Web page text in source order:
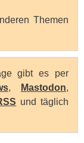
Themen
gibt es per
, Mastodon,
und täglich